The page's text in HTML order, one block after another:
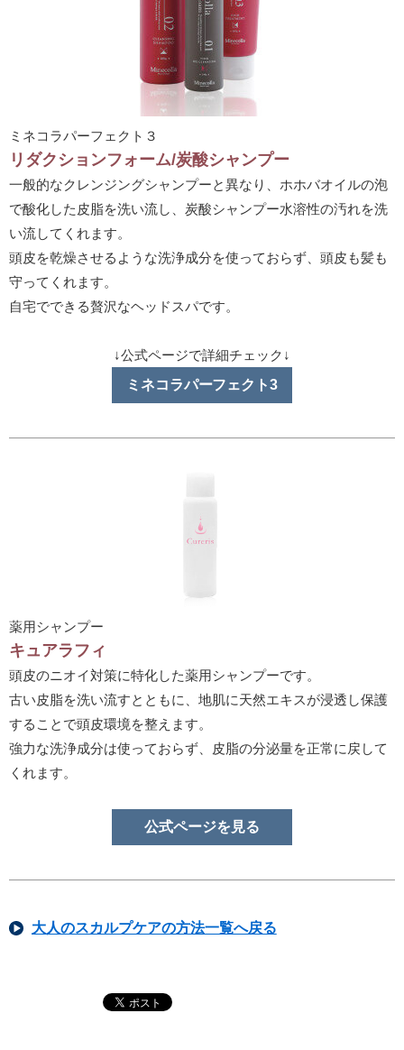
ミネコラパーフェクト３
リダクションフォーム/炭酸シャンプー
一般的なクレンジングシャンプーと異なり、ホホバオイルの泡
で酸化した皮脂を洗い流し、炭酸シャンプー水溶性の汚れを洗
い流してくれます。
頭皮を乾燥させるような洗浄成分を使っておらず、頭皮も髪も
守ってくれます。
自宅でできる贅沢なヘッドスパです。
↓公式ページで詳細チェック↓
ミネコラパーフェクト3
薬用シャンプー
キュアラフィ
頭皮のニオイ対策に特化した薬用シャンプーです。
古い皮脂を洗い流すとともに、地肌に天然エキスが浸透し保護
することで頭皮環境を整えます。
強力な洗浄成分は使っておらず、皮脂の分泌量を正常に戻して
くれます。
公式ページを見る
大人のスカルプケアの方法一覧へ戻る